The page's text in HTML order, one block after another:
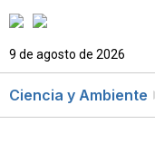
9 de agosto de 2026
Ciencia y Ambiente